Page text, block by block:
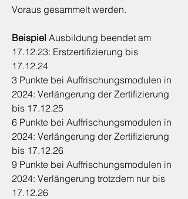
Voraus gesammelt werden.
Beispiel Ausbildung beendet am
17.12.23: Erstzertifizierung bis
17.12.24
3 Punkte bei Auffrischungsmodulen in
2024: Verlängerung der Zertifizierung
bis 17.12.25
6 Punkte bei Auffrischungsmodulen in
2024: Verlängerung der Zertifizierung
bis 17.12.26
9 Punkte bei Auffrischungsmodulen in
2024: Verlängerung trotzdem nur bis
17.12.26